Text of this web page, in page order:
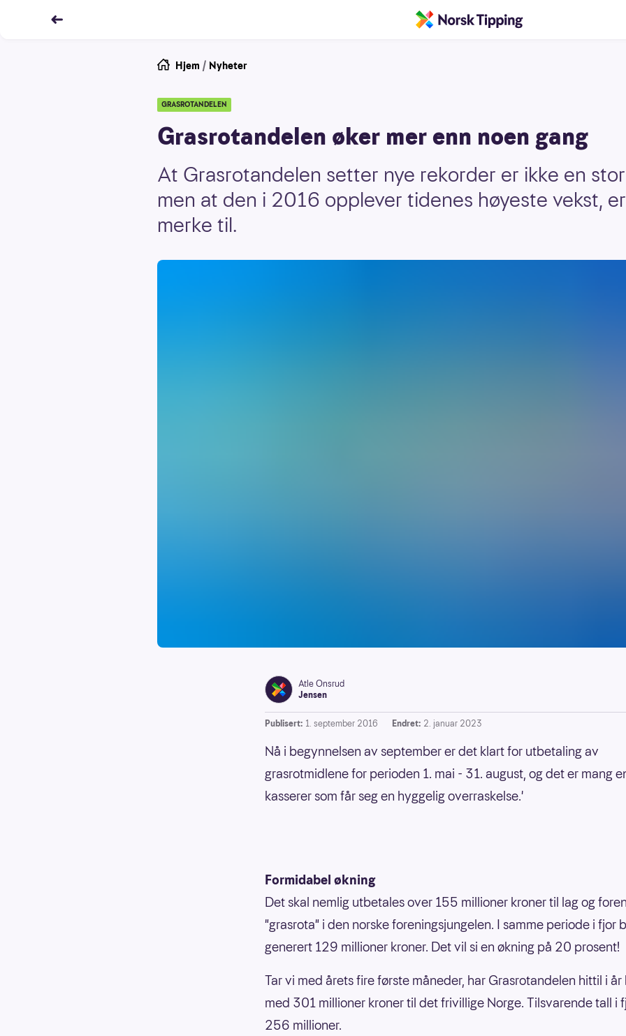
Hjem / Nyheter
GRASROTANDELEN
Grasrotandelen øker mer enn noen gang
At Grasrotandelen setter nye rekorder er ikke en
men at den i 2016 opplever tidenes høyeste vekst,
merke til.
Atle Onsrud
Jensen
Publisert: 1. september 2016 Endret: 2. januar 2023
Nå i begynnelsen av september er det klart for utbetaling av
grasrotmidlene for perioden 1. mai - 31. august, og det er mang
kasserer som får seg en hyggelig overraskelse.'
Formidabel økning
Det skal nemlig utbetales over 155 millioner kroner til lag og
"grasrota" i den norske foreningsjungelen. I samme periode i fjor
generert 129 millioner kroner. Det vil si en økning på 20 prosent!
Tar vi med årets fire første måneder, har Grasrotandelen hittil i
med 301 millioner kroner til det frivillige Norge. Tilsvarende tall i
256 millioner.